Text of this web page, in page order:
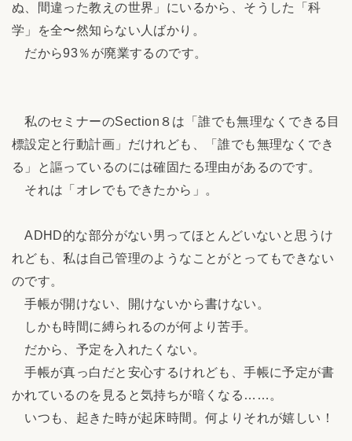
ぬ、間違った教えの世界」にいるから、そうした「科
学」を全〜然知らない人ばかり。
だから93％が廃業するのです。
私のセミナーのSection８は「誰でも無理なくできる目
標設定と行動計画」だけれども、「誰でも無理なくでき
る」と謳っているのには確固たる理由があるのです。
それは「オレでもできたから」。
ADHD的な部分がない男ってほとんどいないと思うけ
れども、私は自己管理のようなことがとってもできない
のです。
手帳が開けない、開けないから書けない。
しかも時間に縛られるのが何より苦手。
だから、予定を入れたくない。
手帳が真っ白だと安心するけれども、手帳に予定が書
かれているのを見ると気持ちが暗くなる……。
いつも、起きた時が起床時間。何よりそれが嬉しい！